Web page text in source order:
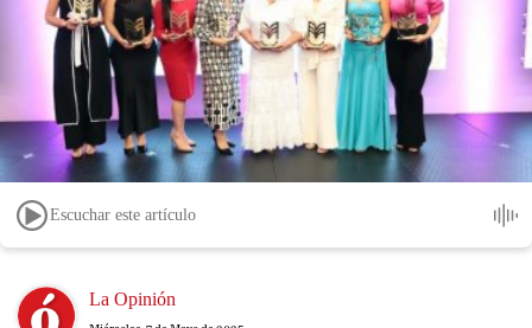
Escuchar este artículo
Image La Opinión